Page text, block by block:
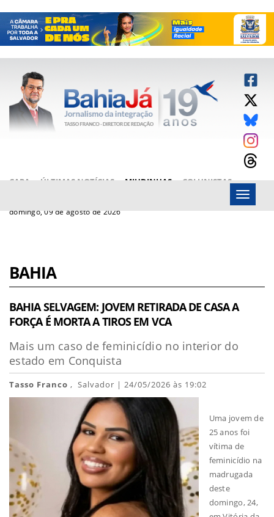
CAPA ÚLTIMAS NOTÍCIAS MIUDINHAS
COLUNISTAS
domingo, 09 de agosto de 2026
Menu
BAHIA
BAHIA SELVAGEM: JOVEM RETIRADA DE CASA A
FORÇA É MORTA A TIROS EM VCA
Mais um caso de feminicídio no interior do
estado em Conquista
Tasso Franco , Salvador | 24/05/2026 às 19:02
Uma jovem de
25 anos foi
vítima de
feminicídio na
madrugada
deste
domingo, 24,